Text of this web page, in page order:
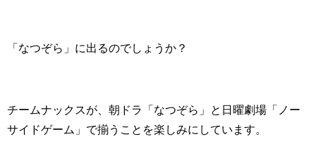
「なつぞら」に出るのでしょうか？
チームナックスが、朝ドラ「なつぞら」と日曜劇場「ノー
サイドゲーム」で揃うことを楽しみにしています。